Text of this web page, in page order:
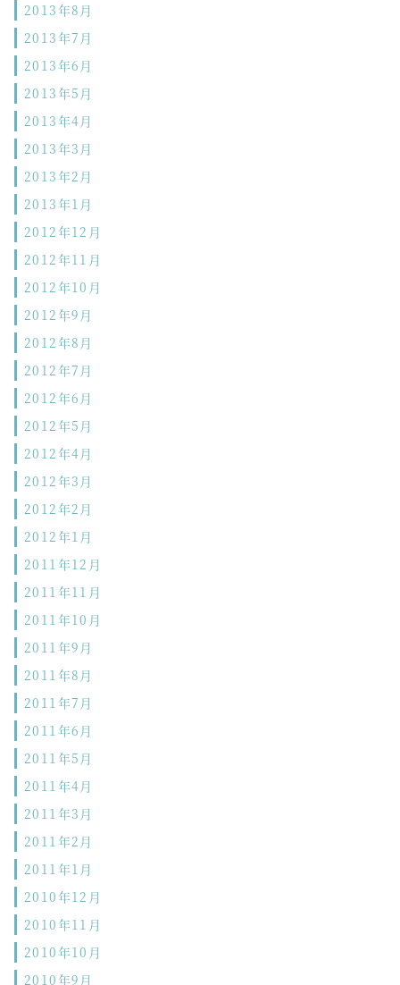
2013年8月
2013年7月
2013年6月
2013年5月
2013年4月
2013年3月
2013年2月
2013年1月
2012年12月
2012年11月
2012年10月
2012年9月
2012年8月
2012年7月
2012年6月
2012年5月
2012年4月
2012年3月
2012年2月
2012年1月
2011年12月
2011年11月
2011年10月
2011年9月
2011年8月
2011年7月
2011年6月
2011年5月
2011年4月
2011年3月
2011年2月
2011年1月
2010年12月
2010年11月
2010年10月
2010年9月